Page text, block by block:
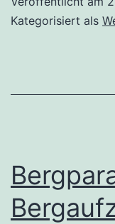
Kategorisiert als